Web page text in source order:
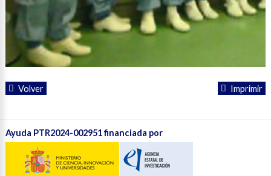
Volver Imprimir
Ayuda PTR2024-002951 financiada por